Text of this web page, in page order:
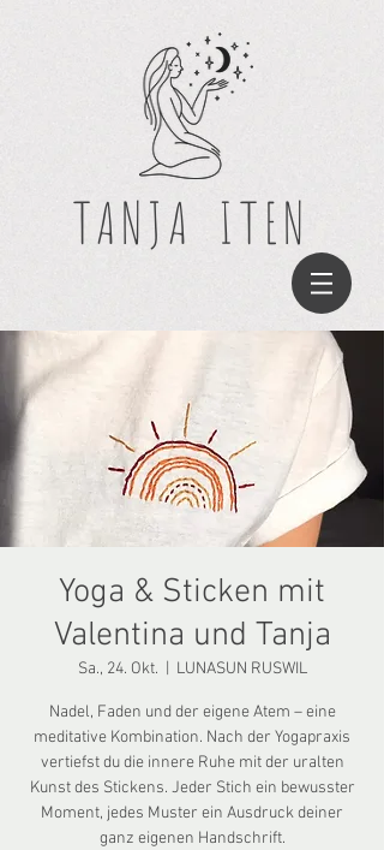
TANJA ITEN
Yoga & Sticken mit
Valentina und Tanja
Sa., 24. Okt. LUNASUN RUSWIL
Nadel, Faden und der eigene Atem – eine
meditative Kombination. Nach der Yogapraxis
vertiefst du die innere Ruhe mit der uralten
Kunst des Stickens. Jeder Stich ein bewusster
Moment, jedes Muster ein Ausdruck deiner
ganz eigenen Handschrift.